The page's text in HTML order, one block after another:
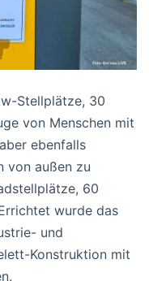
Stellplätze, 30
von Menschen mit
ebenfalls
von außen zu
60
wurde das
und
Konstruktion mit